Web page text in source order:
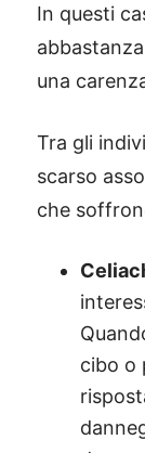
In questi
una
Tra gli
scarso
che
cibo o